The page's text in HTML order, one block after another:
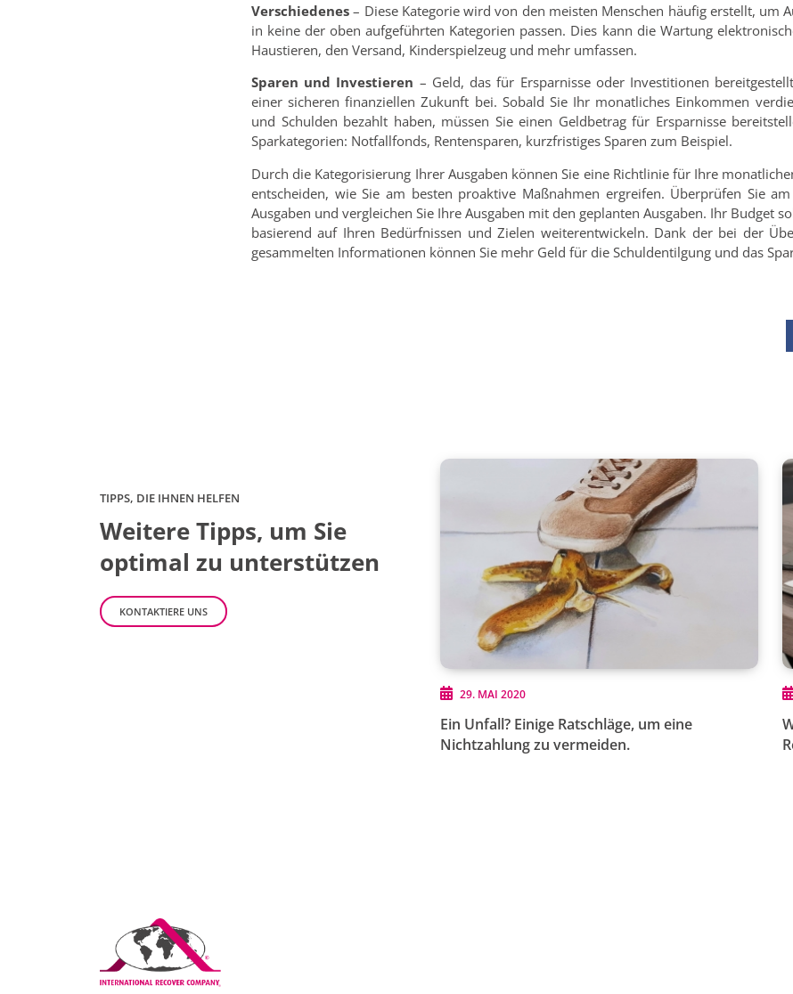
Verschiedenes – Diese Kategorie wird von den meisten Menschen häufig erstellt, um
in keine der oben aufgeführten Kategorien passen. Dies kann die Wartung
Haustieren, den Versand, Kinderspielzeug und mehr umfassen.
Sparen und Investieren – Geld, das für Ersparnisse oder Investitionen
einer sicheren finanziellen Zukunft bei. Sobald Sie Ihr monatliches Einkommen
und Schulden bezahlt haben, müssen Sie einen Geldbetrag für Ersparnisse
Sparkategorien: Notfallfonds, Rentensparen, kurzfristiges Sparen zum Beispiel.
Durch die Kategorisierung Ihrer Ausgaben können Sie eine Richtlinie für Ihre
entscheiden, wie Sie am besten proaktive Maßnahmen ergreifen. Überprüfen Sie
Ausgaben und vergleichen Sie Ihre Ausgaben mit den geplanten Ausgaben. Ihr Budget
basierend auf Ihren Bedürfnissen und Zielen weiterentwickeln. Dank der bei der
gesammelten Informationen können Sie mehr Geld für die Schuldentilgung und das
TIPPS, DIE IHNEN HELFEN
Weitere Tipps, um Sie
optimal zu unterstützen
KONTAKTIERE UNS
Ein Unfall? Einige Ratschläge, um eine
Nichtzahlung zu vermeiden.
29. MAI 2020